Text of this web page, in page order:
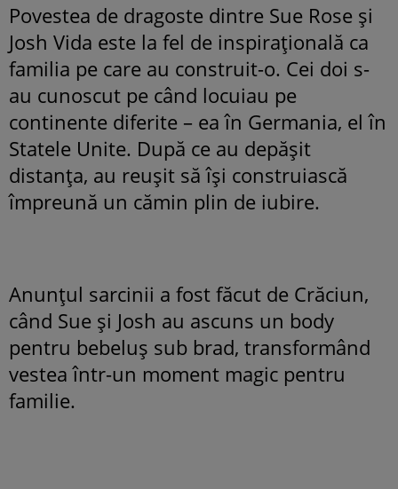
Povestea de dragoste dintre Sue Rose și
Josh Vida este la fel de inspirațională ca
familia pe care au construit-o. Cei doi s-
au cunoscut pe când locuiau pe
continente diferite – ea în Germania, el în
Statele Unite. După ce au depășit
distanța, au reușit să își construiască
împreună un cămin plin de iubire.
Anunțul sarcinii a fost făcut de Crăciun,
când Sue și Josh au ascuns un body
pentru bebeluș sub brad, transformând
vestea într-un moment magic pentru
familie.